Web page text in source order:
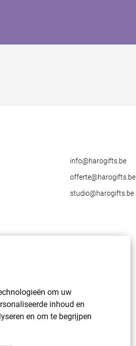
om uw
inhoud en
en om te begrijpen
info@harogifts.be
offerte@harogifts.be
studio@harogifts.be